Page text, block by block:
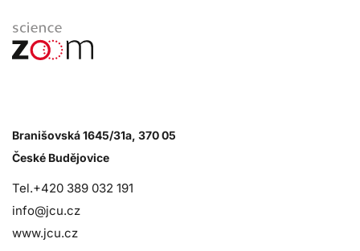
Branišovská 1645/31a, 370 05
České Budějovice
Tel.+420 389 032 191
info@jcu.cz
www.jcu.cz